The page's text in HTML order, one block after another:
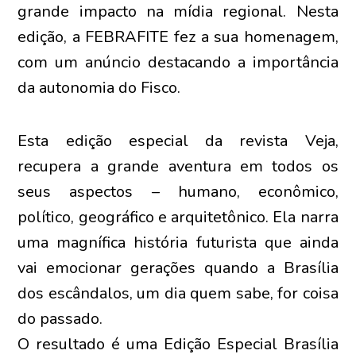
grande impacto na mídia regional. Nesta
edição, a FEBRAFITE fez a sua homenagem,
com um anúncio destacando a importância
da autonomia do Fisco.
Esta edição especial da revista Veja,
recupera a grande aventura em todos os
seus aspectos – humano, econômico,
político, geográfico e arquitetônico. Ela narra
uma magnífica história futurista que ainda
vai emocionar gerações quando a Brasília
dos escândalos, um dia quem sabe, for coisa
do passado.
O resultado é uma Edição Especial Brasília